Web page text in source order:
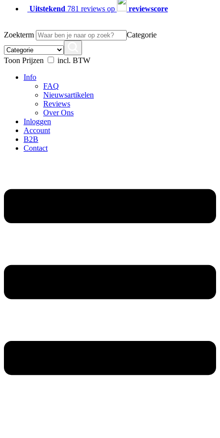
Uitstekend 781 reviews op reviewscore
Zoekterm Categorie
Toon Prijzen
incl. BTW
Info
FAQ
Nieuwsartikelen
Reviews
Over Ons
Inloggen
Account
B2B
Contact